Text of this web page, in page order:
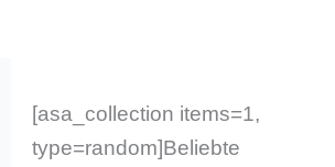
[asa_collection items=1,
type=random]Beliebte